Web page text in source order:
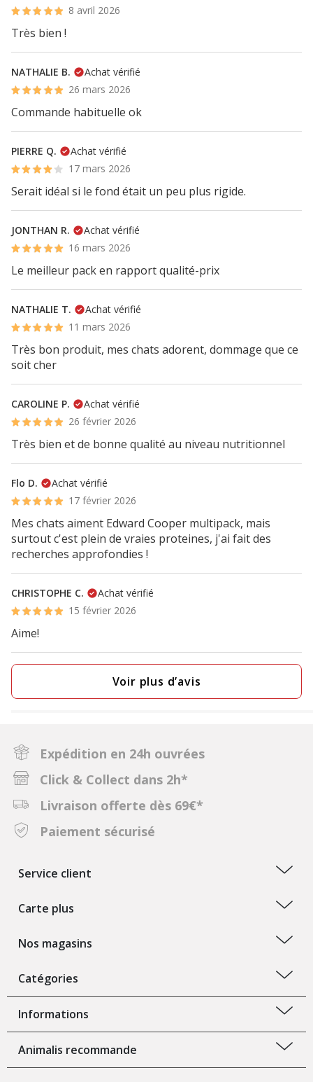
8 avril 2026
Très bien !
NATHALIE B.
Achat vérifié
26 mars 2026
Commande habituelle ok
PIERRE Q.
Achat vérifié
17 mars 2026
Serait idéal si le fond était un peu plus rigide.
JONTHAN R.
Achat vérifié
16 mars 2026
Le meilleur pack en rapport qualité-prix
NATHALIE T.
Achat vérifié
11 mars 2026
Très bon produit, mes chats adorent, dommage que ce
soit cher
CAROLINE P.
Achat vérifié
26 février 2026
Très bien et de bonne qualité au niveau nutritionnel
Flo D.
Achat vérifié
17 février 2026
Mes chats aiment Edward Cooper multipack, mais
surtout c'est plein de vraies proteines, j'ai fait des
recherches approfondies !
CHRISTOPHE C.
Achat vérifié
15 février 2026
Aime!
Voir plus d’avis
Expédition en 24h ouvrées
Click & Collect dans 2h*
Livraison offerte dès 69€*
Paiement sécurisé
Service client
Carte plus
Nos magasins
Catégories
Informations
Animalis recommande